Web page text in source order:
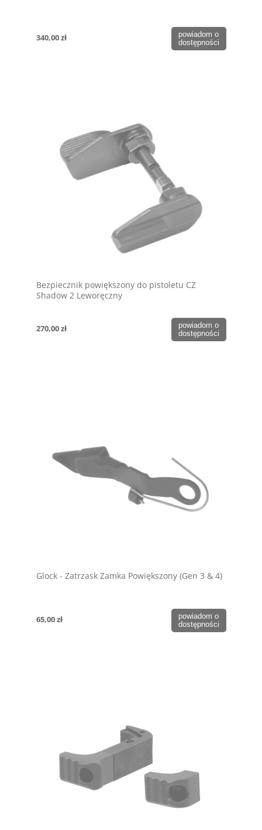
340,00 zł
powiadom o
dostępności
Bezpiecznik powiększony do pistoletu CZ
Shadow 2 Leworęczny
270,00 zł
powiadom o
dostępności
Glock - Zatrzask Zamka Powiększony (Gen 3 & 4)
65,00 zł
powiadom o
dostępności